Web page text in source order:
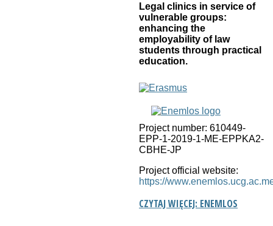
Legal clinics in service of
vulnerable groups:
enhancing the
employability of law
students through practical
education.
Project number: 610449-
EPP-1-2019-1-ME-EPPKA2-
CBHE-JP
Project official website:
https://
CZYTAJ WIĘCEJ: ENEMLOS